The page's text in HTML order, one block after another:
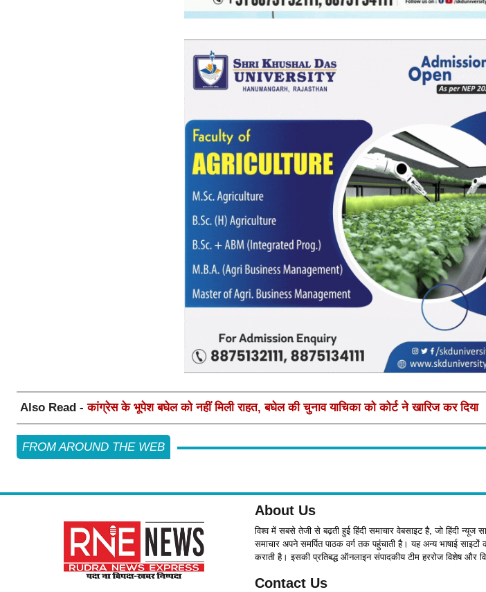
Also Read -कांग्रेस के भूपेश बघेल को नहीं मिली राहत, बघेल की चुनाव याचिका को कोर्ट ने खारिज कर दिया
FROM AROUND THE WEB
About Us
विश्व में सबसे तेजी से बढ़ती हुई हिंदी समाचार वेबसाइट है, जो हिंदी न्यूज
समाचार अपने समर्पित पाठक वर्ग तक पहुंचाती है। यह अन्य भाषाई
कराती है। इसकी प्रतिबद्ध ऑनलाइन संपादकीय टीम हररोज विशेष और
Contact Us